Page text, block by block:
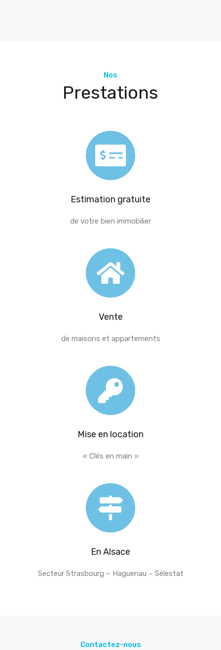
Nos
Prestations
Estimation gratuite
de votre bien immobilier
Vente
de maisons et appartements
Mise en location
« Clés en main »
En Alsace
Secteur Strasbourg – Haguenau – Sélestat
Contactez-nous